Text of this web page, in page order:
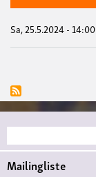
Sa, 25.5.2024 - 14:00
Suche
Mailingliste